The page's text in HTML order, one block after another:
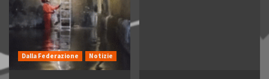
Dalla Federazione Notizie